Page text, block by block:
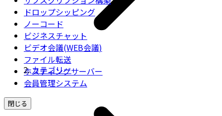
ドロップシッピング
ノーコード
ビジネスチャット
ビデオ会議(WEB会議)
ファイル転送
ホスティングサーバー
会員管理システム
閉じる
カテゴリー